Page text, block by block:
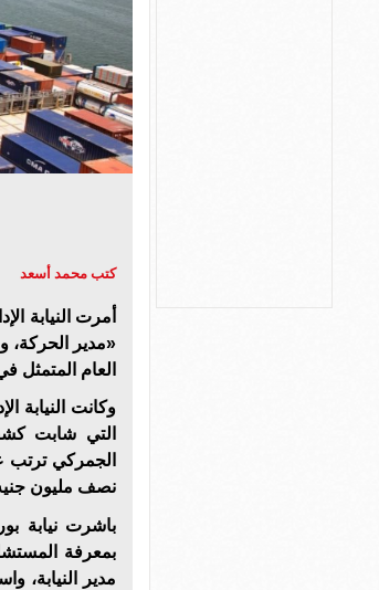
كتب محمد أسعد
أمرت النيابة
«مدير الحركة،
العام
وكانت النيابة
التي شابت
الجمركي
نصف مليون
بمعرفة
مدير النيابة،